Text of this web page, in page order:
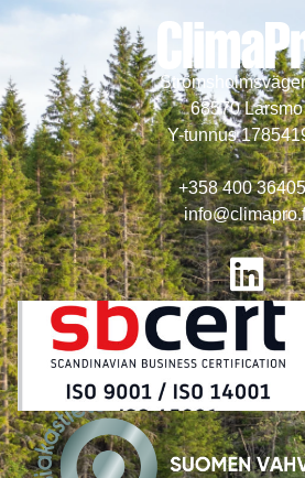
68570 Larsmo
Y-tunnus
+358 400